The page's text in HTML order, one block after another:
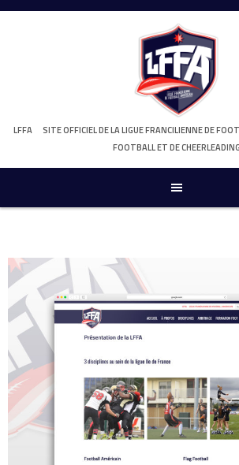
Skip
LFFA
SITE OFFICIEL DE LA LIGUE FRANCILIENNE DE
FOOTBALL ET DE CHEERLEADING